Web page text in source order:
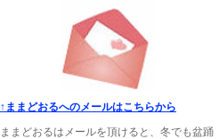
↑ままどおるへのメールはこちらから
ままどおるはメールを頂けると、冬でも盆踊